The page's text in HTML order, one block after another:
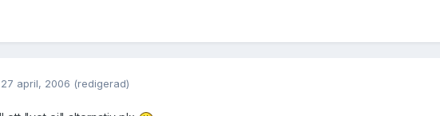
27 april, 2006 (redigerad)